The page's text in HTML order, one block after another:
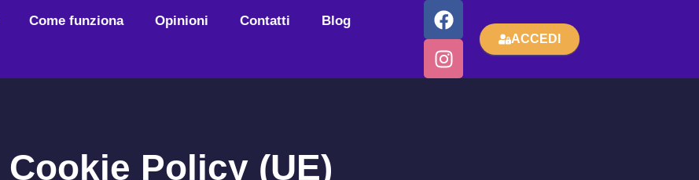
Come funziona Opinioni Contatti Blog
ACCEDI
Cookie Policy (UE)